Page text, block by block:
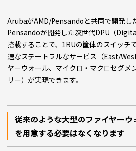
ArubaがAMD/Pensandoと共同で開発し
Pensandoが開発した次世代DPU（
搭載することで、1RUの筐体のスイッチ
速なステートフルなサービス（East/
ヤーウォール、マイクロ・マクロセグメ
リー）が実現できます。
従来のような大型のファイヤーウ
を用意する必要はなくなります